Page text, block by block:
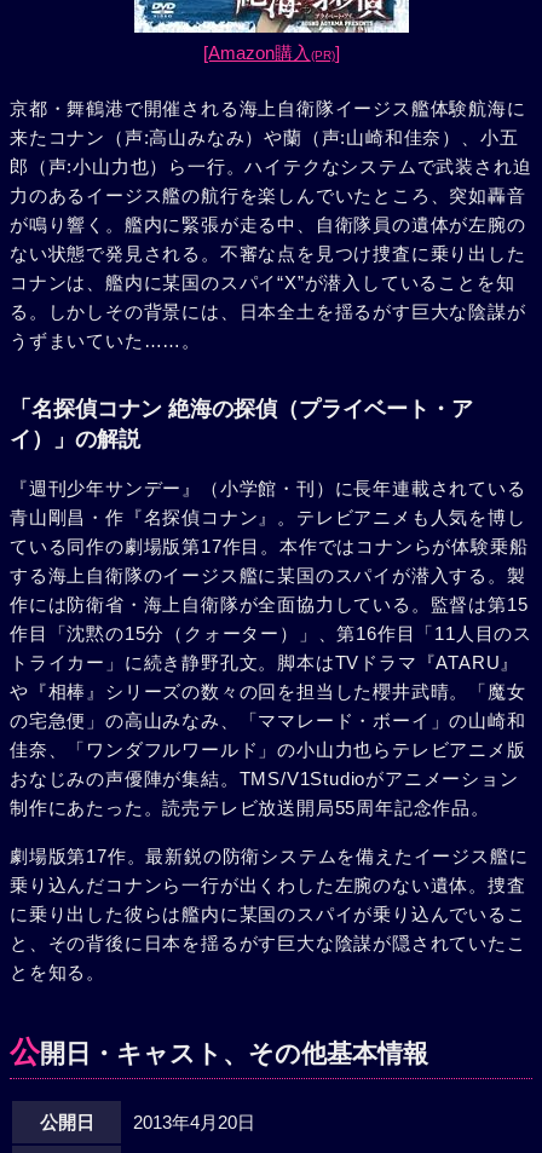
[Amazon購入 (PR)]
京都・舞鶴港で開催される海上自衛隊イージス艦体験航海に
来たコナン（声:高山みなみ）や蘭（声:山崎和佳奈）、小五
郎（声:小山力也）ら一行。ハイテクなシステムで武装され迫
力のあるイージス艦の航行を楽しんでいたところ、突如轟音
が鳴り響く。艦内に緊張が走る中、自衛隊員の遺体が左腕の
ない状態で発見される。不審な点を見つけ捜査に乗り出した
コナンは、艦内に某国のスパイ“X”が潜入していることを知
る。しかしその背景には、日本全土を揺るがす巨大な陰謀が
うずまいていた……。
「名探偵コナン 絶海の探偵（プライベート・ア
イ）」の解説
『週刊少年サンデー』（小学館・刊）に長年連載されている
青山剛昌・作『名探偵コナン』。テレビアニメも人気を博し
ている同作の劇場版第17作目。本作ではコナンらが体験乗船
する海上自衛隊のイージス艦に某国のスパイが潜入する。製
作には防衛省・海上自衛隊が全面協力している。監督は第15
作目「沈黙の15分（クォーター）」、第16作目「11人目のス
トライカー」に続き静野孔文。脚本はTVドラマ『ATARU』
や『相棒』シリーズの数々の回を担当した櫻井武晴。「魔女
の宅急便」の高山みなみ、「ママレード・ボーイ」の山崎和
佳奈、「ワンダフルワールド」の小山力也らテレビアニメ版
おなじみの声優陣が集結。TMS/V1Studioがアニメーション
制作にあたった。読売テレビ放送開局55周年記念作品。
劇場版第17作。最新鋭の防衛システムを備えたイージス艦に
乗り込んだコナンら一行が出くわした左腕のない遺体。捜査
に乗り出した彼らは艦内に某国のスパイが乗り込んでいるこ
と、その背後に日本を揺るがす巨大な陰謀が隠されていたこ
とを知る。
公開日・キャスト、その他基本情報
公開日 2013年4月20日